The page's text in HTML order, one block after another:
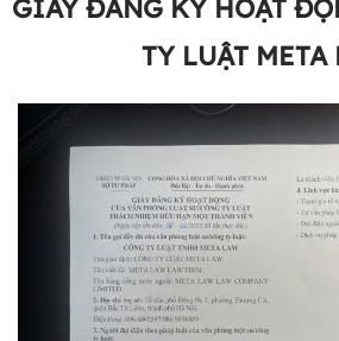
GIẤY ĐĂNG KÝ HOẠT
TY LUẬT META